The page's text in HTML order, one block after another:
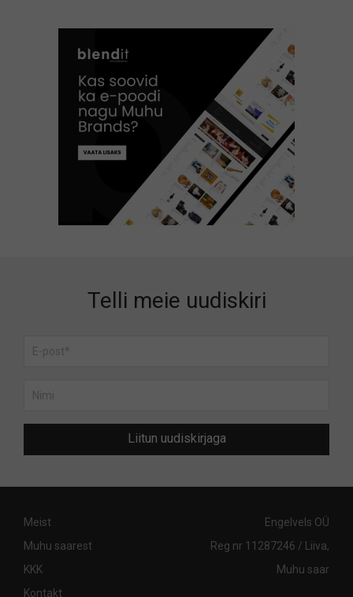
Telli meie uudiskiri
Liitun uudiskirjaga
Meist
Muhu saarest
KKK
Kontakt
Engelvels OÜ
Reg nr 11287246 / Liiva,
Muhu saar